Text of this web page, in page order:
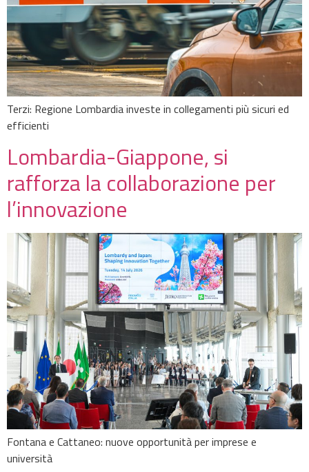
Terzi: Regione Lombardia investe in collegamenti più sicuri ed
efficienti
Lombardia-Giappone, si
rafforza la collaborazione per
l’innovazione
Fontana e Cattaneo: nuove opportunità per imprese e
università